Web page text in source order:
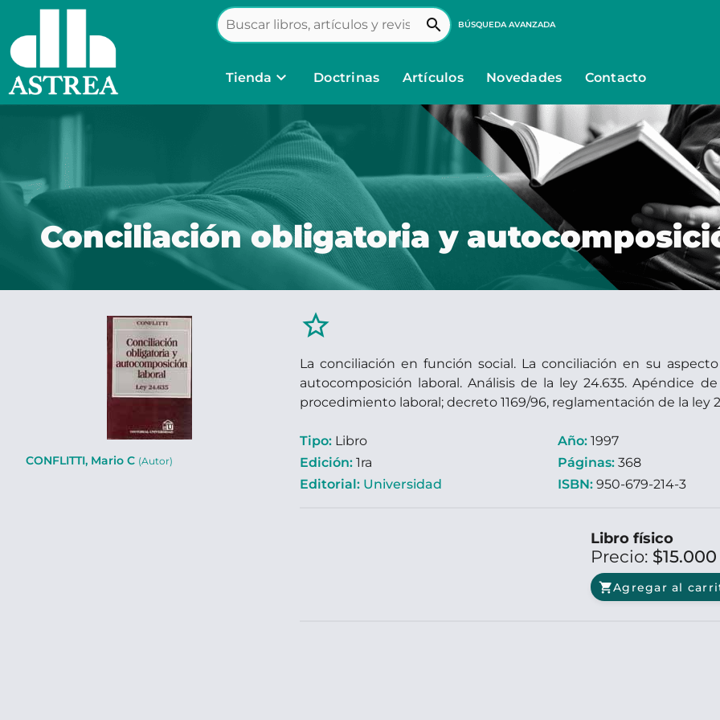
search BÚSQUEDA AVANZADA
Tienda keyboard_arrow_down Doctrinas Artículos Novedades Contacto
Conciliación obligatoria y
CONFLITTI, Mario C (Autor)
star_border
La conciliación en función social. La conciliación en su
autocomposición laboral. Análisis de la ley 24.635. Apéndice
procedimiento laboral; decreto 1169/96, reglamentación de la ley
Tipo: Libro
Edición: 1ra
Editorial: Universidad
Año: 1997
Páginas: 368
ISBN: 950-679-214-3
Libro físico
Precio: $15.000
shopping_cartAgregar al